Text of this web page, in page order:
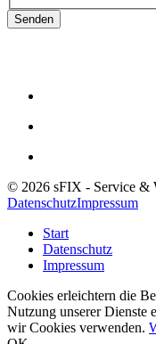
Senden
© 2026 sFIX - Service &
DatenschutzImpressum
Start
Datenschutz
Impressum
Cookies erleichtern die
Nutzung unserer Dienste
wir Cookies verwenden.